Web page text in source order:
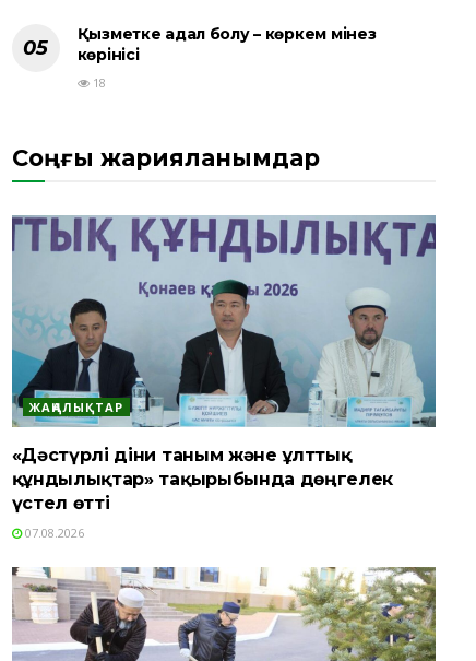
Қызметке адал болу – көркем мінез
көрінісі
18
Соңғы жарияланымдар
ЖАҢАЛЫҚТАР
«Дәстүрлі діни таным және ұлттық
құндылықтар» тақырыбында дөңгелек
үстел өтті
07.08.2026